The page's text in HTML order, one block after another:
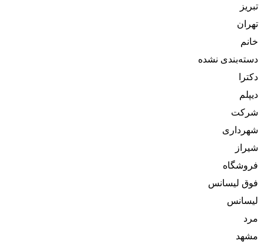
تبریز
تهران
خانم
دسته‌بندی نشده
دکترا
دیپلم
شرکت
شهرداری
شیراز
فروشگاه
فوق لیسانس
لیسانس
مرد
مشهد